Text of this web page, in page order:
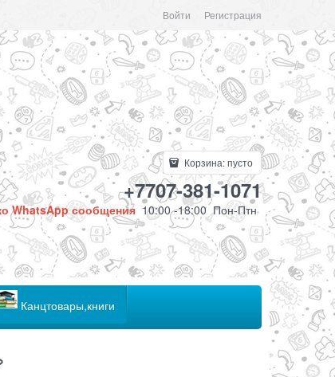
Войти Регистрация
Корзина:пусто
+7707-381-1071
WhatsApp сообщения 10:00 -18:00 Пон-Птн
Канцтовары,книги